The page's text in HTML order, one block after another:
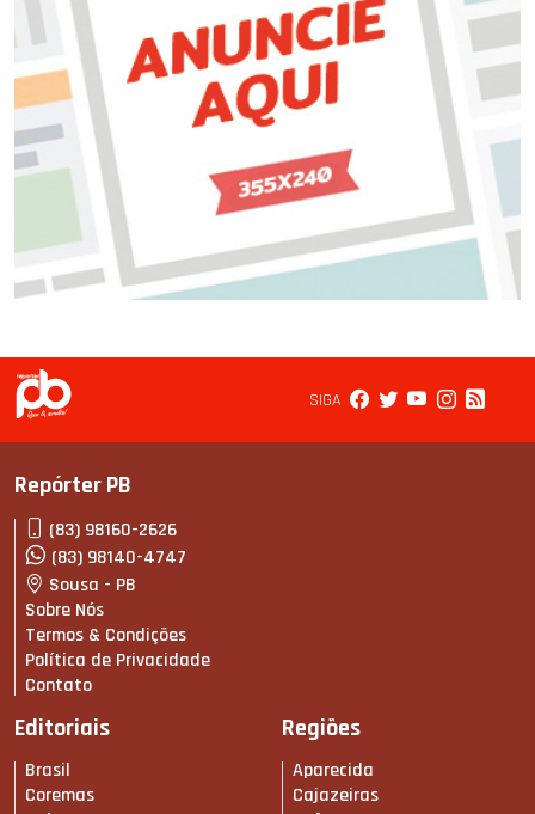
SIGA
Repórter PB
(83) 98160-2626
(83) 98140-4747
Sousa - PB
Sobre Nós
Termos & Condições
Política de Privacidade
Contato
Editoriais
Brasil
Coremas
Regiões
Aparecida
Cajazeiras